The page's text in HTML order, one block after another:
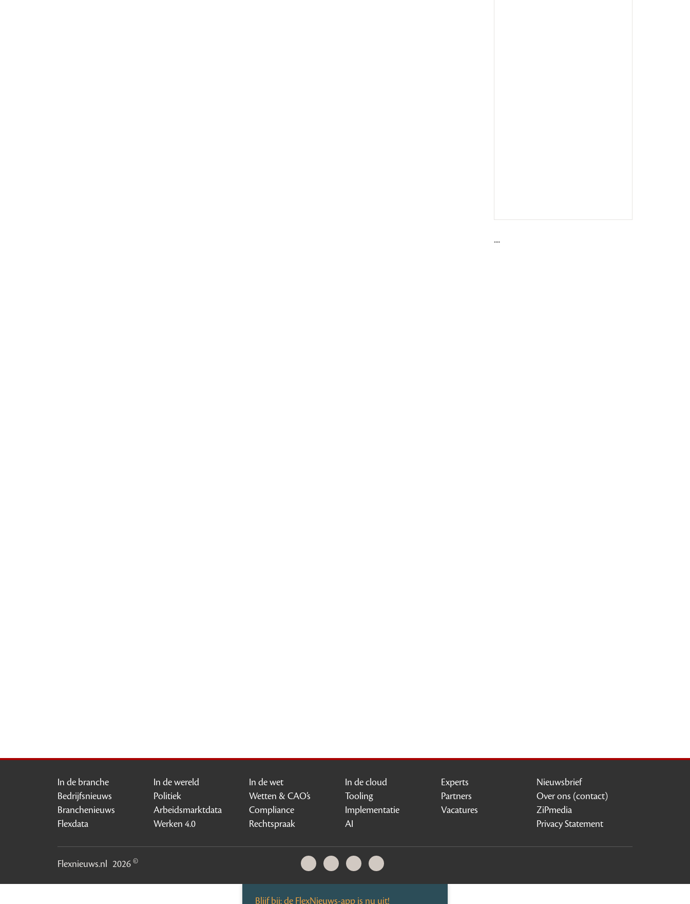
....
In de branche
Bedrijfsnieuws
Branchenieuws
Flexdata
In de wereld
Politiek
Arbeidsmarktdata
Werken 4.0
In de wet
Wetten & CAO’s
Compliance
Rechtspraak
In de cloud
Tooling
Implementatie
AI
Experts
Partners
Vacatures
Nieuwsbrief
Over ons (contact)
ZiPmedia
Privacy Statement
Flexnieuws.nl 2026 ©
Blijf bij: de FlexNieuws-app is nu uit!